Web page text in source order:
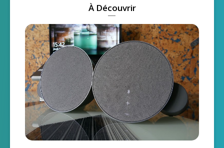
À Découvrir